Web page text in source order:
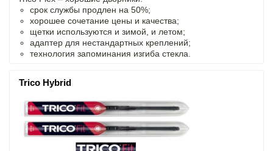
срок службы продлен на 50%;
хорошее сочетание цены и качества;
щетки используются и зимой, и летом;
адаптер для нестандартных креплений;
технология запоминания изгиба стекла.
Trico Hybrid